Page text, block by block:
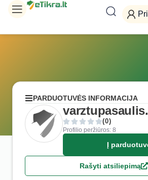
PARDUOTUVĖS INFORMACIJA
(0)
Profilio peržiūros: 8
Į
Rašyti atsiliepimą